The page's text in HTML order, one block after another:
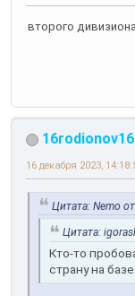
второго
16rodionov16
16 декабря 2023,
Цитата: Nemo
Цитата:
Кто-то
страну на